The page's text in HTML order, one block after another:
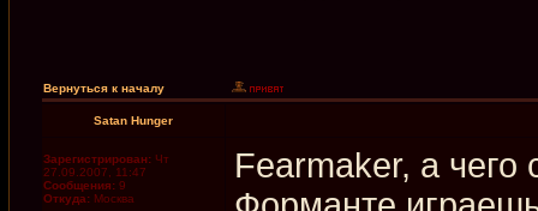
Вернуться к началу
Satan Hunger
Зарегистрирован: Чт
27.09.2007, 11:47
Сообщения: 9
Откуда: Москва
Fearmaker, а